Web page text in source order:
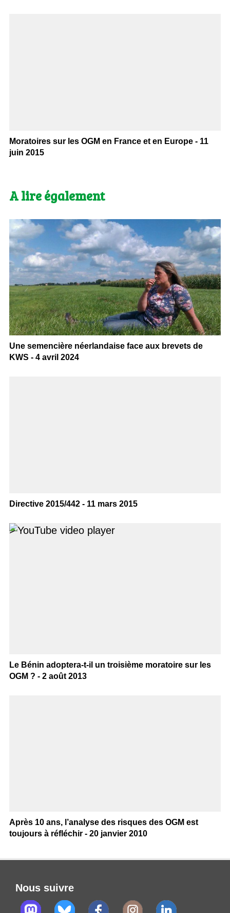
Moratoires sur les OGM en France et en Europe - 11
juin 2015
A lire également
Une semencière néerlandaise face aux brevets de
KWS - 4 avril 2024
Directive 2015/442 - 11 mars 2015
>
Le Bénin adoptera-t-il un troisième moratoire sur les
OGM ? - 2 août 2013
Après 10 ans, l’analyse des risques des OGM est
toujours à réfléchir - 20 janvier 2010
Nous suivre